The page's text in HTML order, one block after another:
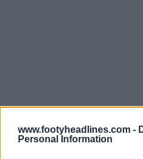
www.footyheadlines.com -
Personal Information